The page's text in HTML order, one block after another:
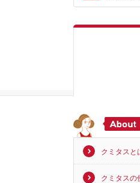
クミタスと
クミタスの